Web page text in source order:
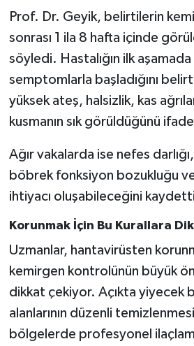
Prof. Dr. Geyik, belirtilerin
sonrası 1 ila 8 hafta içinde
söyledi. Hastalığın ilk
semptomlarla başladığını
yüksek ateş, halsizlik, kas
kusmanın sık görüldüğünü
Ağır vakalarda ise nefes
böbrek fonksiyon bozukluğu
ihtiyacı oluşabileceğini
Korunmak İçin Bu Kurallara
Uzmanlar, hantavirüsten
kemirgen kontrolünün büyük
dikkat çekiyor. Açıkta yiyecek
alanlarının düzenli
bölgelerde profesyonel